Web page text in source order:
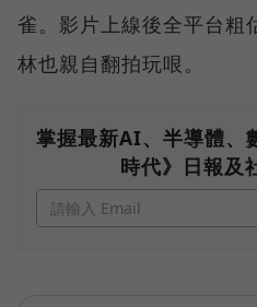
雀。影片上線後全平台粗
林也親自翻拍玩哏。
掌握最新AI、半導體、
時代》日報及